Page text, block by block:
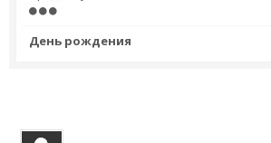
День рождения